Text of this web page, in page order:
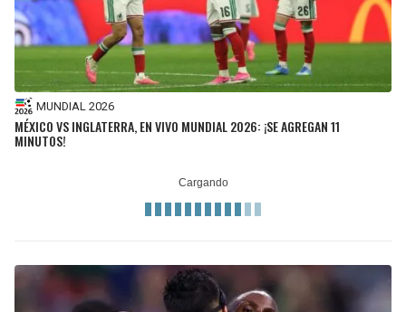
MUNDIAL 2026
MÉXICO VS INGLATERRA, EN VIVO MUNDIAL 2026: ¡SE AGREGAN 11
MINUTOS!